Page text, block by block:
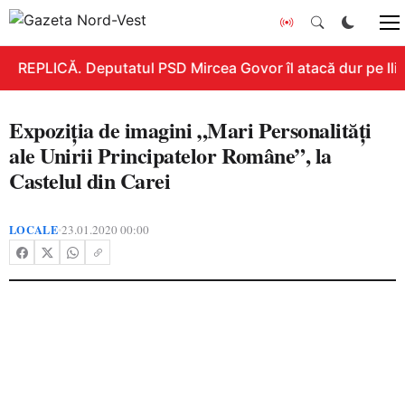
REPLICĂ. Deputatul PSD Mircea Govor îl atacă dur pe
Expoziția de imagini „Mari Personalități
ale Unirii Principatelor Române”, la
Castelul din Carei
LOCALE•23.01.2020 00:00